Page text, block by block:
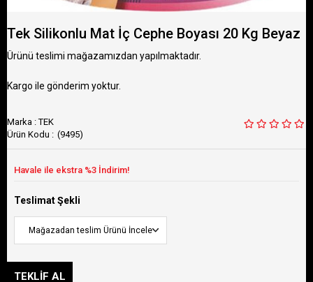
Tek Silikonlu Mat İç Cephe Boyası 20 Kg Beyaz
Ürünü teslimi mağazamızdan yapılmaktadır.
Kargo ile gönderim yoktur.
Marka : TEK
(9495)
Teslimat Şekli